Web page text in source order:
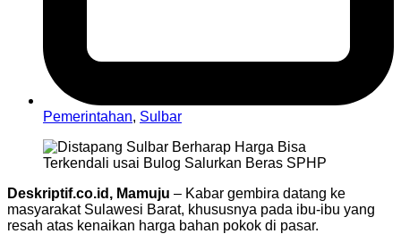
Pemerintahan, Sulbar
Deskriptif.co.id, Mamuju – Kabar gembira datang ke
masyarakat Sulawesi Barat, khususnya pada ibu-ibu yang
resah atas kenaikan harga bahan pokok di pasar.